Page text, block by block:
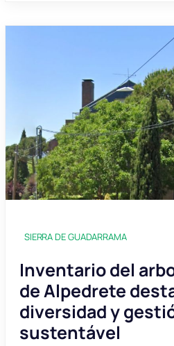
SIERRA DE GUADARRAMA
Inventario del
de Alpedrete
diversidad y
sustentável